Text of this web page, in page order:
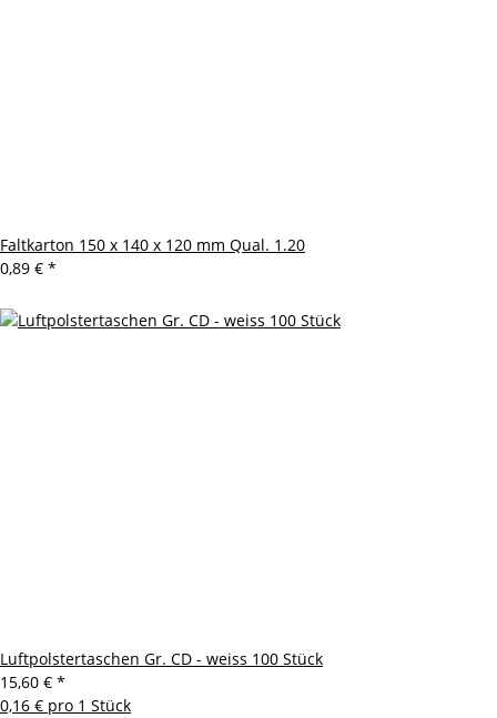
Faltkarton 150 x 140 x 120 mm Qual. 1.20
0,89 € *
Luftpolstertaschen Gr. CD - weiss 100 Stück
15,60 € *
0,16 € pro 1 Stück